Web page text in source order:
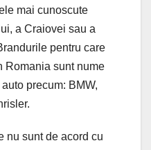
mai cunoscute
a Craiovei sau a
pentru care
Romania sunt nume
precum: BMW,
nu sunt de acord cu